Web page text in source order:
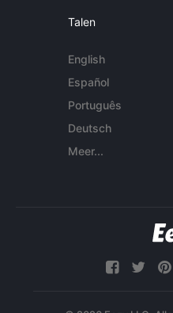
Talen
English
Español
Português
Deutsch
Meer...